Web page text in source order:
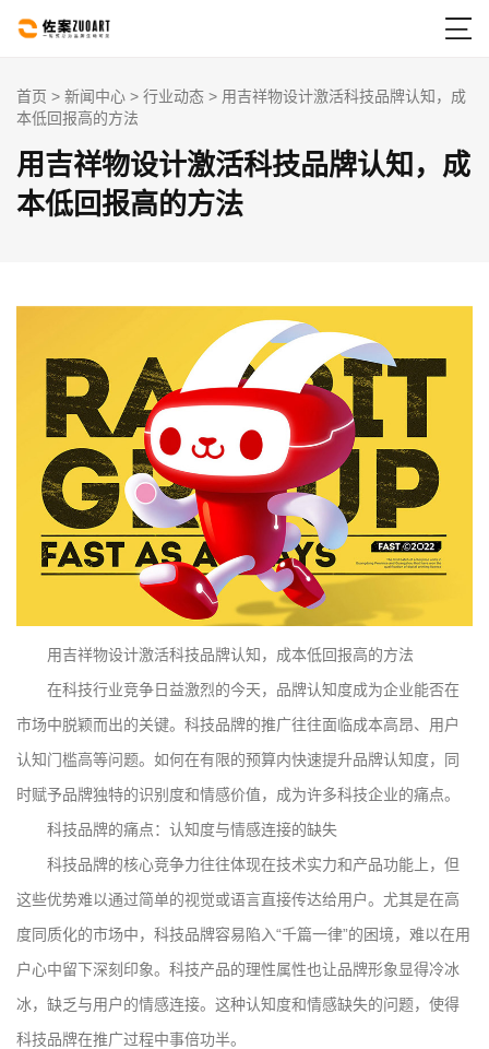

首页 > 新闻中心 > 行业动态 > 用吉祥物设计激活科技品牌认知，成
本低回报高的方法
用吉祥物设计激活科技品牌认知，成
本低回报高的方法
用吉祥物设计激活科技品牌认知，成本低回报高的方法
在科技行业竞争日益激烈的今天，品牌认知度成为企业能否在
市场中脱颖而出的关键。科技品牌的推广往往面临成本高昂、用户
认知门槛高等问题。如何在有限的预算内快速提升品牌认知度，同
时赋予品牌独特的识别度和情感价值，成为许多科技企业的痛点。
科技品牌的痛点：认知度与情感连接的缺失
科技品牌的核心竞争力往往体现在技术实力和产品功能上，但
这些优势难以通过简单的视觉或语言直接传达给用户。尤其是在高
度同质化的市场中，科技品牌容易陷入“千篇一律”的困境，难以在用
户心中留下深刻印象。科技产品的理性属性也让品牌形象显得冷冰
冰，缺乏与用户的情感连接。这种认知度和情感缺失的问题，使得
科技品牌在推广过程中事倍功半。